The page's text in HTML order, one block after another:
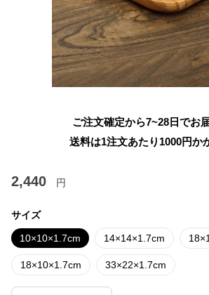
ご注文確定から7~28日でお
送料は1注文あたり 1000円か
2,440 円
サイズ
10×10×1.7cm 14×14×1.7cm
18×10×1.7cm 33×22×1.7cm